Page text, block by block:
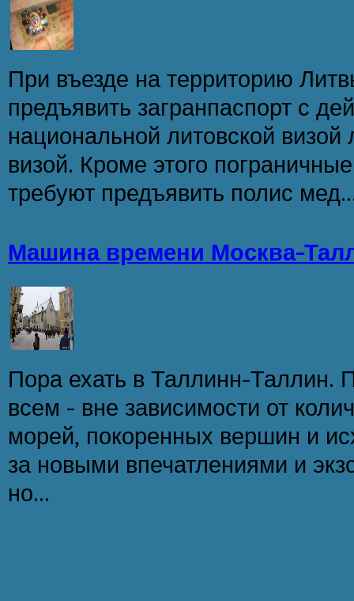
При въезде на территорию
предъявить загранпаспорт с
национальной литовской визой
визой. Кроме этого
требуют предъявить полис
Машина времени Москва-
Пора ехать в Таллинн-Таллин.
всем - вне зависимости от
морей, покоренных вершин и
за новыми впечатлениями и
но...